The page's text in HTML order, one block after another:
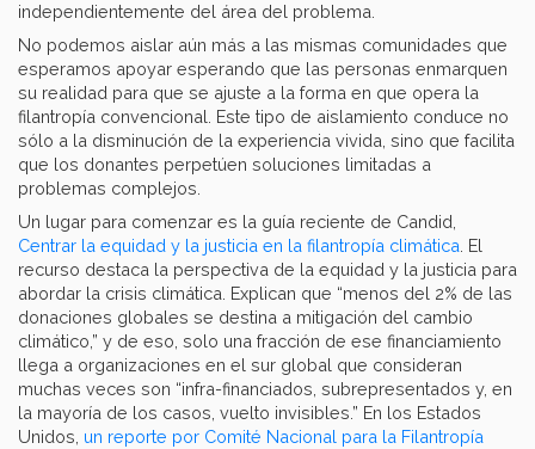
independientemente del área del problema.
No podemos aislar aún más a las mismas comunidades que
esperamos apoyar esperando que las personas enmarquen
su realidad para que se ajuste a la forma en que opera la
filantropía convencional. Este tipo de aislamiento conduce no
sólo a la disminución de la experiencia vivida, sino que facilita
que los donantes perpetúen soluciones limitadas a
problemas complejos.
Un lugar para comenzar es la guía reciente de Candid,
Centrar la equidad y la justicia en la filantropía climática . El
recurso destaca la perspectiva de la equidad y la justicia para
abordar la crisis climática. Explican que “menos del 2% de las
donaciones globales se destina a mitigación del cambio
climático,” y de eso, solo una fracción de ese financiamiento
llega a organizaciones en el sur global que consideran
muchas veces son “infra-financiados, subrepresentados y, en
la mayoría de los casos, vuelto invisibles.” En los Estados
Unidos, un reporte por Comité Nacional para la Filantropía